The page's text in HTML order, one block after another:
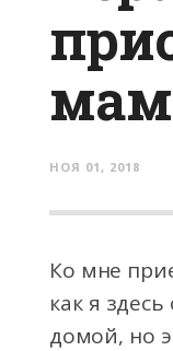
НОЯ 01, 2018
Ко мне
как я
домой, но